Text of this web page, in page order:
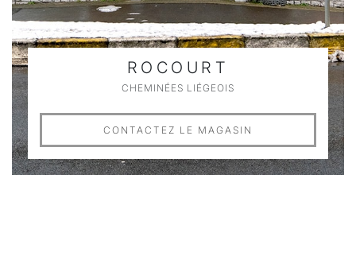
ROCOURT
CHEMINÉES LIÉGEOIS
CONTACTEZ LE MAGASIN